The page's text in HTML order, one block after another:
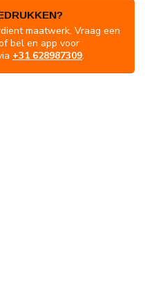
maatwerk. Vraag een
bel en app voor
+31 628987309.